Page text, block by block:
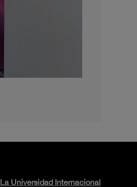
La Universidad Internacional